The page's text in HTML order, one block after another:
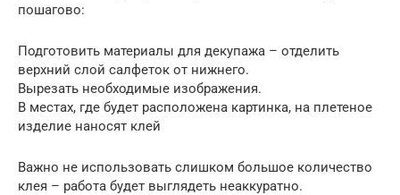
пошагово:
Подготовить материалы для декупажа – отделить
верхний слой салфеток от нижнего.
Вырезать необходимые изображения.
В местах, где будет расположена картинка, на плетеное
изделие наносят клей
Важно не использовать слишком большое количество
клея – работа будет выглядеть неаккуратно.